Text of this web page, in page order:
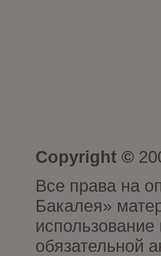
Copyright ©
Все права на
Бакалея»
обязательной